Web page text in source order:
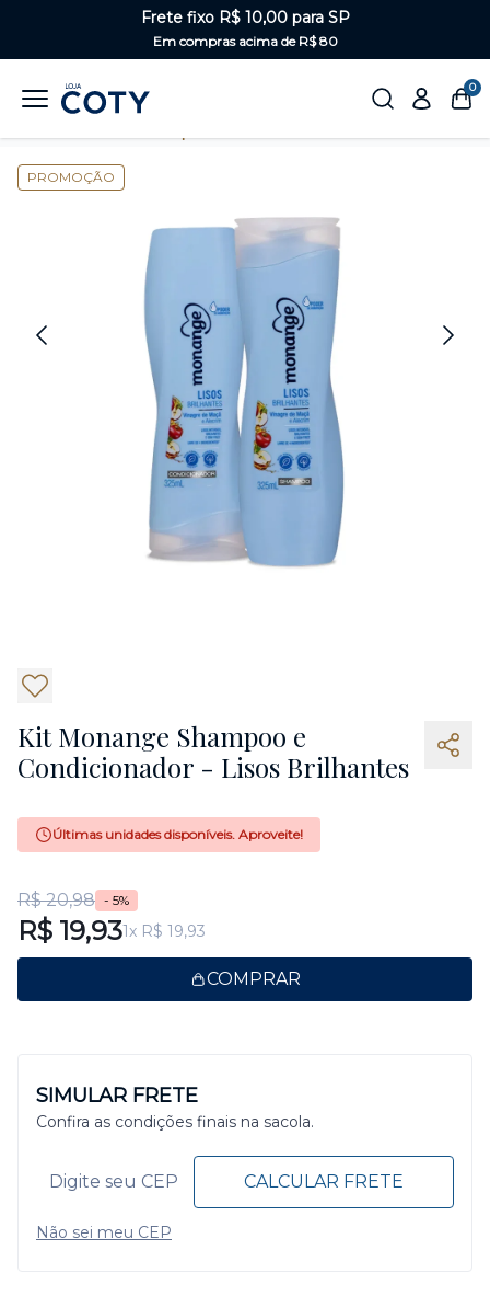
Frete fixo R$ 10,00 para SP
Em compras acima de R$ 80
0
PROMOÇÃO
Kit Monange Shampoo e
Condicionador - Lisos Brilhantes
Últimas unidades disponíveis. Aproveite!
R$ 20,98 - 5%
R$ 19,931x R$ 19,93
COMPRAR
SIMULAR FRETE
Confira as condições finais na sacola.
CALCULAR FRETE
Não sei meu CEP